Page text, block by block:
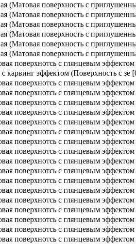
(Матовая поверхность с
(Матовая поверхность с
(Матовая поверхность с
(Матовая поверхность с
(Матовая поверхность с
(Матовая поверхность с
поверхнотсь с глянцевым эффектом
карвинг эффектом (Поверхность с зе
поверхнотсь с глянцевым эффектом
поверхнотсь с глянцевым эффектом
поверхнотсь с глянцевым эффектом
поверхнотсь с глянцевым эффектом
поверхнотсь с глянцевым эффектом
поверхнотсь с глянцевым эффектом
поверхнотсь с глянцевым эффектом
поверхнотсь с глянцевым эффектом
поверхнотсь с глянцевым эффектом
поверхнотсь с глянцевым эффектом
поверхнотсь с глянцевым эффектом
поверхнотсь с глянцевым эффектом
поверхнотсь с глянцевым эффектом
поверхнотсь с глянцевым эффектом
поверхнотсь с глянцевым эффектом
поверхнотсь с глянцевым эффектом
поверхнотсь с глянцевым эффектом